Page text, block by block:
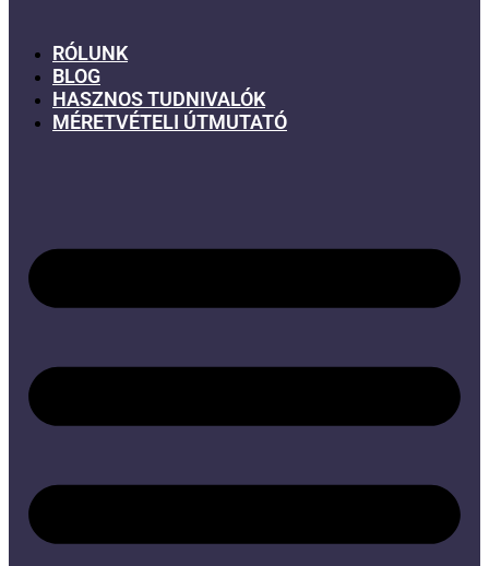
RÓLUNK
BLOG
HASZNOS TUDNIVALÓK
MÉRETVÉTELI ÚTMUTATÓ